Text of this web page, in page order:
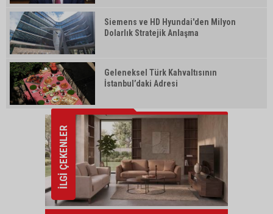
Siemens ve HD Hyundai'den Milyon
Dolarlık Stratejik Anlaşma
Geleneksel Türk Kahvaltısının
İstanbul’daki Adresi
İLGİ ÇEKENLER